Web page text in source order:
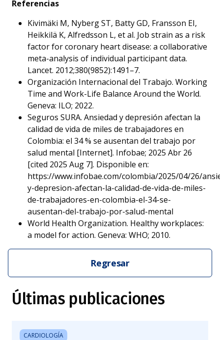
Referencias
Kivimäki M, Nyberg ST, Batty GD, Fransson EI,
Heikkilä K, Alfredsson L, et al. Job strain as a risk
factor for coronary heart disease: a collaborative
meta-analysis of individual participant data.
Lancet. 2012;380(9852):1491–7.
Organización Internacional del Trabajo. Working
Time and Work-Life Balance Around the World.
Geneva: ILO; 2022.
Seguros SURA. Ansiedad y depresión afectan la
calidad de vida de miles de trabajadores en
Colombia: el 34 % se ausentan del trabajo por
salud mental [Internet]. Infobae; 2025 Abr 26
[cited 2025 Aug 7]. Disponible en:
https://www.infobae.com/colombia/2025/04/26/
y-depresion-afectan-la-calidad-de-vida-de-miles-
de-trabajadores-en-colombia-el-34-se-
ausentan-del-trabajo-por-salud-mental
World Health Organization. Healthy workplaces:
a model for action. Geneva: WHO; 2010.
Regresar
Últimas publicaciones
CARDIOLOGÍA